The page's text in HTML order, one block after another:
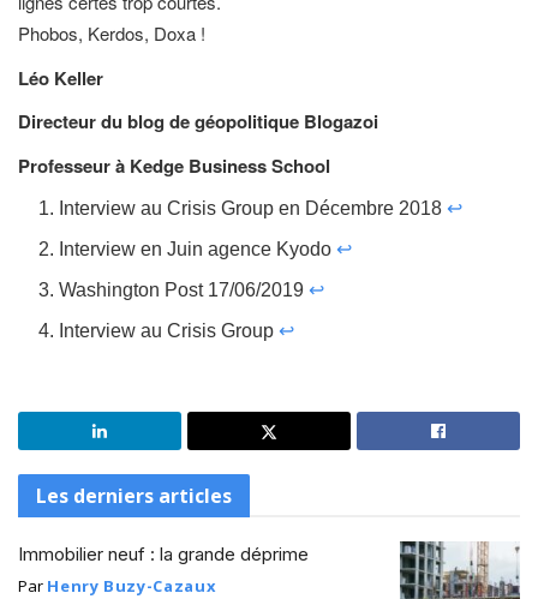
Phobos, Kerdos, Doxa !
Léo Keller
Directeur du blog de géopolitique Blogazoi
Professeur à Kedge Business School
Interview au Crisis Group en Décembre 2018 ↩
Interview en Juin agence Kyodo ↩
Washington Post 17/06/2019 ↩
Interview au Crisis Group ↩
Les derniers articles
Immobilier neuf : la grande déprime
Par Henry Buzy-Cazaux